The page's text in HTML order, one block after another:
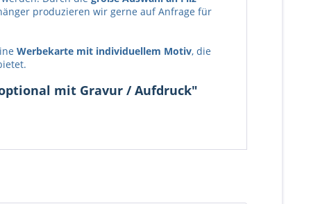
produzieren wir gerne auf Anfrage für
Werbekarte mit individuellem Motiv, die
mit Gravur / Aufdruck"